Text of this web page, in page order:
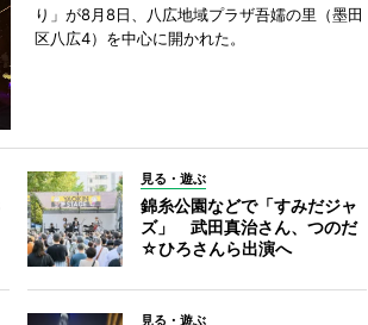
り」が8月8日、八広地域プラザ吾嬬の里（墨田
区八広4）を中心に開かれた。
見る・遊ぶ
錦糸公園などで「すみだジャ
ズ」 武田真治さん、つのだ
☆ひろさんら出演へ
見る・遊ぶ